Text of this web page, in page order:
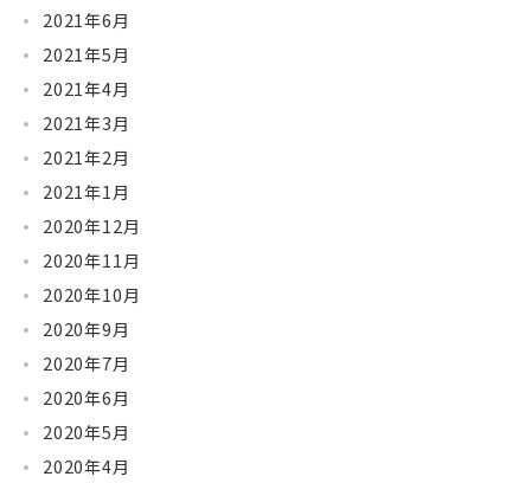
2021年6月
2021年5月
2021年4月
2021年3月
2021年2月
2021年1月
2020年12月
2020年11月
2020年10月
2020年9月
2020年7月
2020年6月
2020年5月
2020年4月